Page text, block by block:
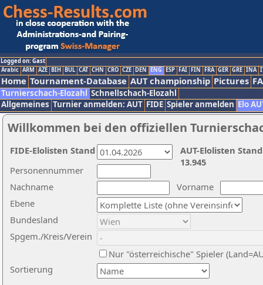
Logged on: Gast
Arabic ARM AZE BIH BUL CAT CHN CRO CZE DEN ENG ESP FAI FIN FRA GER GRE INA
Home Tournament-Database AUT championship Pictures
Turnierschach-Elozahl Schnellschach-Elozahl
Allgemeines Turnier anmelden: AUT FIDE Spieler anmelden Elo
Willkommen bei den offiziellen
Nachname
Vorname
Ebene
Sortierung
Personennummer
Bundesland
Spgem./Kreis/Verein
Nur "österreichische" Spieler
AUT-Elolisten
13.945
FIDE-Elolisten Stand